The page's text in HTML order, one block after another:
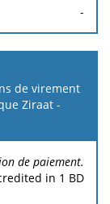
-
de virement
Ziraat -
de paiement.
in 1 BD